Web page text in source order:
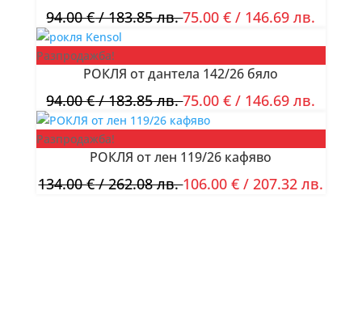
94.00€/ 183.85 лв.75.00€ / 146.69 лв.
Разпродажба!
РОКЛЯ от дантела 142/26 бяло
94.00€/ 183.85 лв.75.00€ / 146.69 лв.
Разпродажба!
РОКЛЯ от лен 119/26 кафяво
134.00€/ 262.08 лв.106.00€ / 207.32 лв.